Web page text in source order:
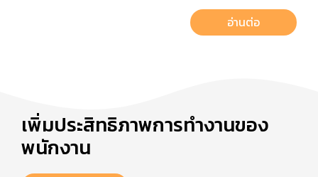
อ่านต่อ
เพิ่มประสิทธิภาพการทำงานของ
พนักงาน